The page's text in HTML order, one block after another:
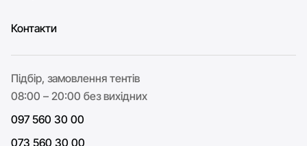
Контакти
Підбір, замовлення тентів
08:00 – 20:00 без вихідних
097 560 30 00
073 560 30 00